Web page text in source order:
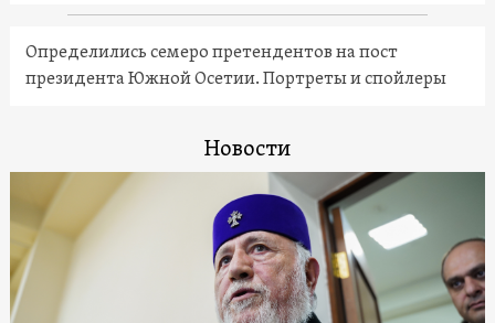
Определились семеро претендентов на пост
президента Южной Осетии. Портреты и спойлеры
Новости